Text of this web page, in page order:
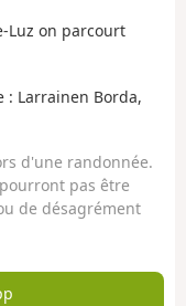
Luz on parcourt
: Larrainen Borda,
d'une randonnée.
pas être
de désagrément